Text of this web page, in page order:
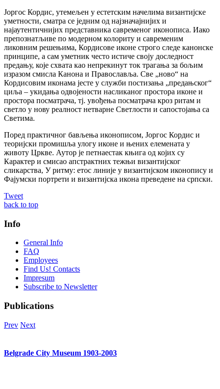
Јоргос Кордис, утемељен у естетским начелима византијске
уметности, сматра се једним од најзначајнијих и
најаутентичнијих представника савременог иконописа. Иако
препознатљиве по модерном колориту и савременим
ликовним решењима, Кордисове иконе строго следе канонске
принципе, а сам уметник често истиче своју доследност
предању, које схвата као непрекинут ток трагања за бољим
изразом смисла Канона и Православља. Све „ново“ на
Кордисовим иконама јесте у служби постизања „предањског“
циља – укидања одвојености насликаног простора иконе и
простора посматрача, тј. увођења посматрача кроз ритам и
светло у нову реалност нетварне Светлости и сапостојања са
Светима.
Поред практичног бављења иконописом, Јоргос Кордис и
теоријски промишља улогу иконе и њених елемената у
животу Цркве. Аутор је петнаестак књига од којих су
Карактер и смисао апстрактних тежњи византијског
сликарства, У ритму: етос линије у византијском иконопису и
Фајумски портрети и византијска икона преведене на српски.
Tweet
back to top
Info
General Info
FAQ
Employees
Find Us! Contacts
Impresum
Subscribe to Newsletter
Publications
Prev Next
Belgrade City Museum 1903-2003